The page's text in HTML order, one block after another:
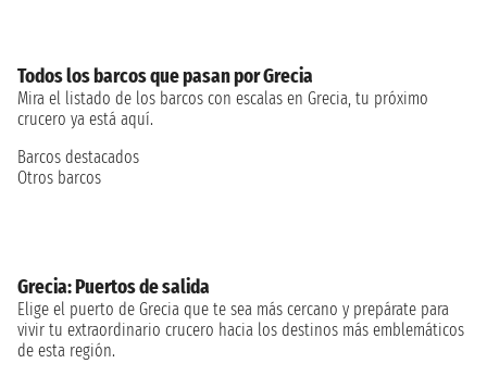
Todos los barcos que pasan por Grecia
Mira el listado de los barcos con escalas en Grecia, tu próximo
crucero ya está aquí.
Barcos destacados
Otros barcos
Grecia: Puertos de salida
Elige el puerto de Grecia que te sea más cercano y prepárate para
vivir tu extraordinario crucero hacia los destinos más emblemáticos
de esta región.